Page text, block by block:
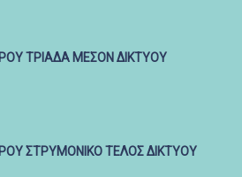
ΤΡΙΑΔΑ ΜΕΣΟΝ ΔΙΚΤΥΟΥ
ΣΤΡΥΜΟΝΙΚΟ ΤΕΛΟΣ ΔΙΚΤΥΟΥ